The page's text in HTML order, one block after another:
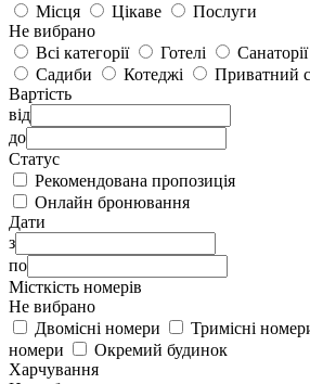
Місця
Цікаве
Послуги
Не вибрано
Всі категорії
Готелі Санаторії
Садиби
Котеджі
Приватний
Вартість
від
до
Статус
Рекомендована пропозиція
Онлайн бронювання
Дати
з
по
Місткість номерів
Не вибрано
Двомісні номери
Тримісні
номери
Окремий будинок
Харчування